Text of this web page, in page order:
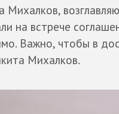
Михалков,
на встрече
Важно, чтобы в
Михалков.